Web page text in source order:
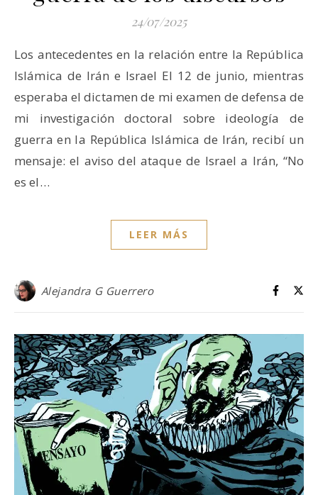
24/07/2025
Los antecedentes en la relación entre la República
Islámica de Irán e Israel El 12 de junio, mientras
esperaba el dictamen de mi examen de defensa de
mi investigación doctoral sobre ideología de
guerra en la República Islámica de Irán, recibí un
mensaje: el aviso del ataque de Israel a Irán, “No
es el…
LEER MÁS
Alejandra G Guerrero